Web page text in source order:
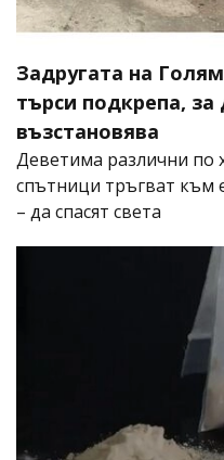
Задругата на
търси подкрепа,
възстановява
Деветима различни по
спътници тръгват към
– да спасят света